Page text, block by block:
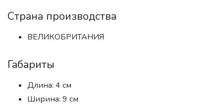
Страна производства
ВЕЛИКОБРИТАНИЯ
Габариты
Длина: 4 см
Ширина: 9 см